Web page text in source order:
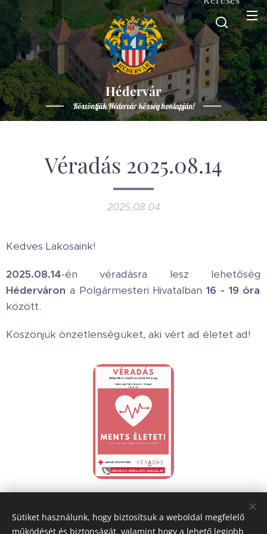
Hédervár
Köszöntjük Hédervár község honlapján!
Véradás 2025.08.14
2025.08.04
Kedves Lakosaink!
2025.08.14-én véradásra lesz lehetőség
Héderváron a Polgármesteri Hivatalban 16 - 19 óra
között.
Köszönjük önzetlenségüket, aki vért ad életet ad!
Sütiket használunk, hogy biztosítsuk a weboldal megfelelő
működését és biztonságát, valamint hogy a lehető legjobb